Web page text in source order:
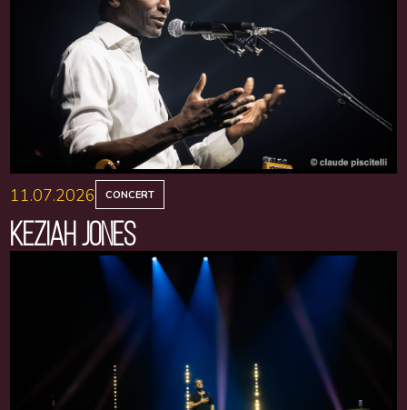
11.07.2026 CONCERT
KEZIAH JONES